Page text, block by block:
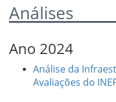
Análises
Ano 2024
Análise da
Avaliações do